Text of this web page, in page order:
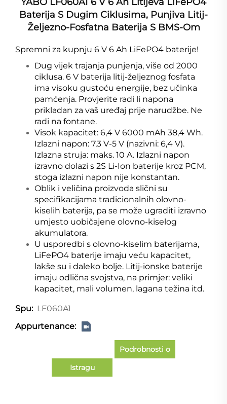
Baterija S Dugim Ciklusima, Punjiva Litij-
Željezno-Fosfatna Baterija S BMS-Om
Spremni za kupnju 6 V 6 Ah LiFePO4 baterije!
Dug vijek trajanja punjenja, više od 2000
ciklusa. 6 V baterija litij-željeznog fosfata
ima visoku gustoću energije, bez učinka
pamćenja. Provjerite radi li napona
prikladan za vaš uređaj prije narudžbe. Ne
radi na fontane.
Visok kapacitet: 6,4 V 6000 mAh 38,4 Wh.
Izlazni napon: 7,3 V-5 V (nazivni: 6,4 V).
Izlazna struja: maks. 10 A. Izlazni napon
izravno dolazi s 2S Li-Ion baterije kroz PCM,
stoga izlazni napon nije konstantan.
Oblik i veličina proizvoda slični su
specifikacijama tradicionalnih olovno-
kiselih baterija, pa se može ugraditi izravno
umjesto uobičajene olovno-kiselog
akumulatora.
U usporedbi s olovno-kiselim baterijama,
LiFePO4 baterije imaju veću kapacitet,
lakše su i daleko bolje. Litij-ionske baterije
imaju odlična svojstva, na primjer: veliki
kapacitet, mali volumen, lagana težina itd.
Spu: LF060A1
Appurtenance:
Istragu
Podrobnosti o